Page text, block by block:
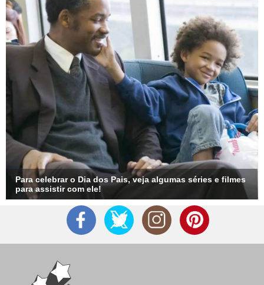
Para celebrar o Dia dos Pais, veja algumas séries e filmes
para assistir com ele!